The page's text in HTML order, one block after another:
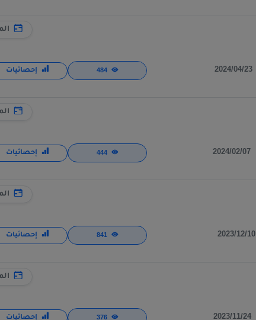
2024/04/23
484 إحصائيات
2024/02/07
444 إحصائيات
2023/12/10
841 إحصائيات
2023/11/24
376 إحصائيات